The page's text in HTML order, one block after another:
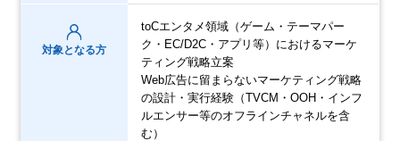
対象となる方
toCエンタメ領域（ゲーム・テーマパー
ク・EC/D2C・アプリ等）におけるマーケ
ティング戦略立案
Web広告に留まらないマーケティング戦略
の設計・実行経験（TVCM・OOH・インフ
ルエンサー等のオフラインチャネルを含
む）